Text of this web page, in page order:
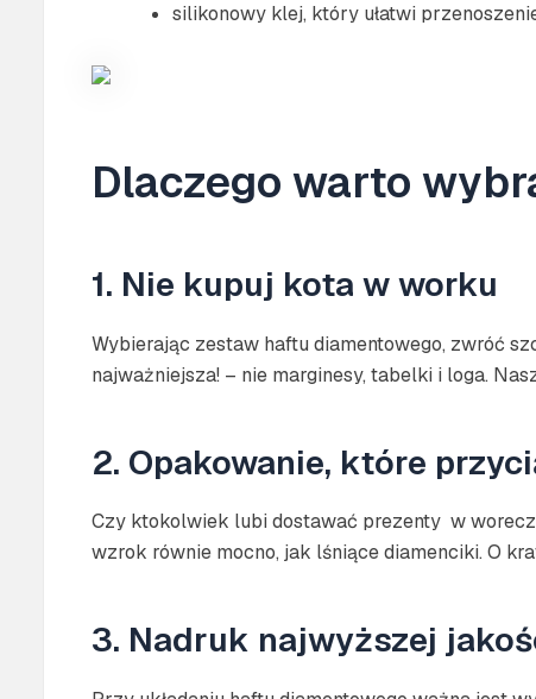
silikonowy klej, który ułatwi
Dlaczego warto
1. Nie kupuj kota w worku
Wybierając zestaw haftu diamentowego, zwróć
najważniejsza! – nie marginesy, tabelki i loga.
2. Opakowanie, które
Czy ktokolwiek lubi dostawać prezenty w
wzrok równie mocno, jak lśniące diamenciki. O
3. Nadruk najwyższej